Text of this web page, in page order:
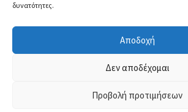
δυνατότητες.
Αποδοχή
Δεν αποδέχομαι
Προβολή προτιμήσεων
Τρίτη, Πέμπτη, Παρασκευή:08:30 – 14:00